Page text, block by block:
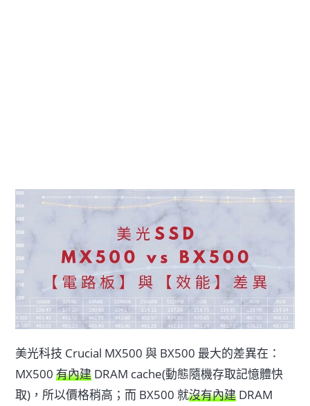
美光科技 Crucial MX500 與 BX500 最大的差異在：
MX500有內建 DRAM cache(動態隨機存取記憶體快
取)，所以價格稍高；而 BX500 就沒有內建 DRAM